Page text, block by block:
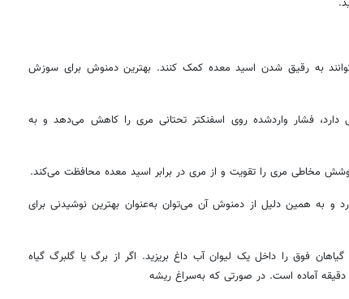
به رقیق شدن اسید معده کمک کنند. بهترین دمنوش برای سوزش
دارد، فشار واردشده روی اسفنکتر تحتانی مری را کاهش می‌دهد و به
مخاطی مری را تقویت و از مری در برابر اسید معده محافظت می‌کند.
و به همین دلیل از دمنوش آن می‌توان به‌عنوان بهترین نوشیدنی برای
فوق را داخل یک لیوان آب داغ بریزید. اگر از برگ یا گلبرگ گیاه